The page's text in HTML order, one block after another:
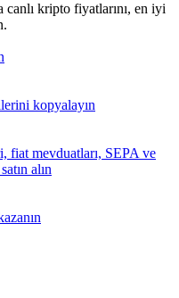
kripto fiyatlarını, en iyi
kopyalayın
fiat mevduatları, SEPA ve
alın